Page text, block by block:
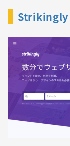
Strikingly